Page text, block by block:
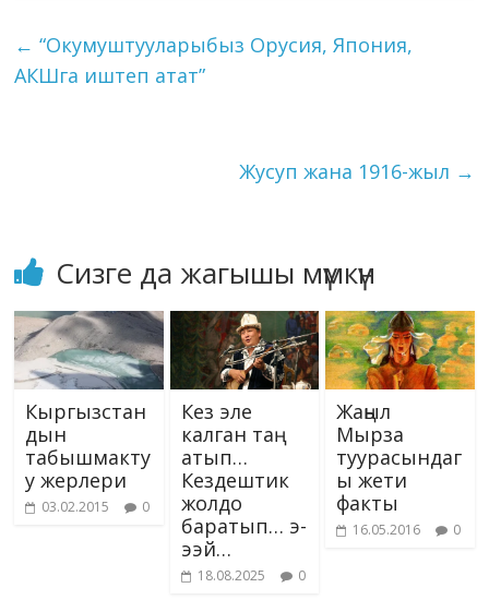
o
o
a
m
dI
n
r er A
p
n
g
ki
l et y
Li
e
← “Окумуштууларыбыз Орусия, Япония,
АКШга иштеп атат”
Жусуп жана 1916-жыл →
Сизге да жагышы мүмкүн
Кыргызстан
дын
табышмакту
у жерлери
03.02.2015 0
Кез эле
калган таң
атып…
Кездештик
жолдо
баратып… э-
ээй…
18.08.2025 0
Жаңыл
Мырза
туурасындаг
ы жети
факты
16.05.2016 0